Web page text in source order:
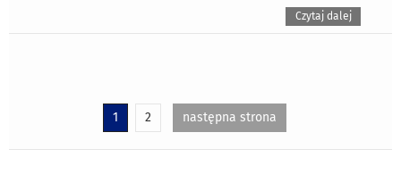
Czytaj dalej
1 2 następna strona